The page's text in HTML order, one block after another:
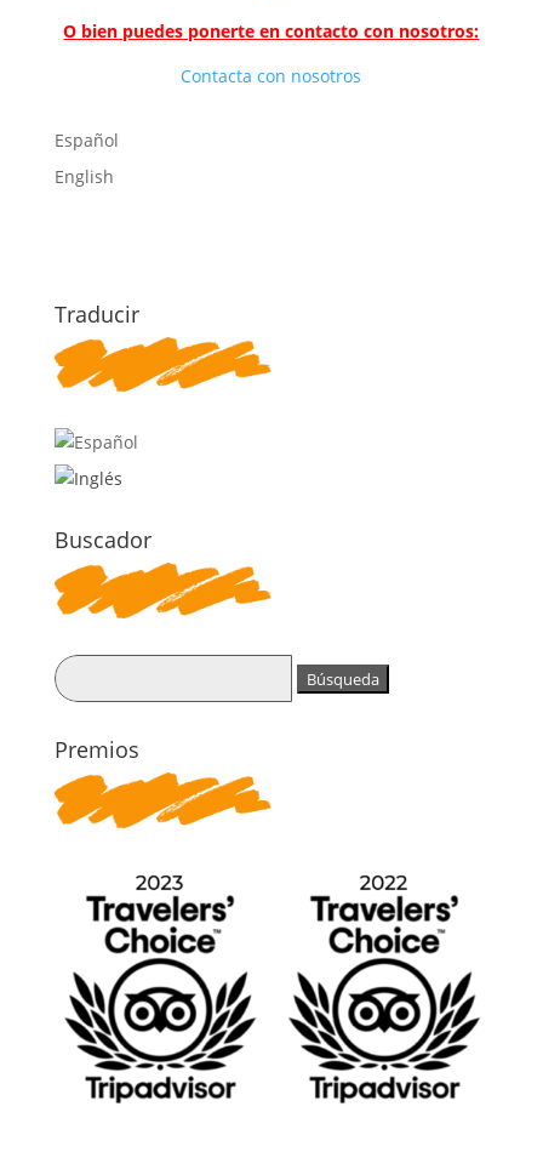
O bien puedes ponerte en contacto con nosotros:
Contacta con nosotros
Español
English
Traducir
Buscador
Buscar:
Premios